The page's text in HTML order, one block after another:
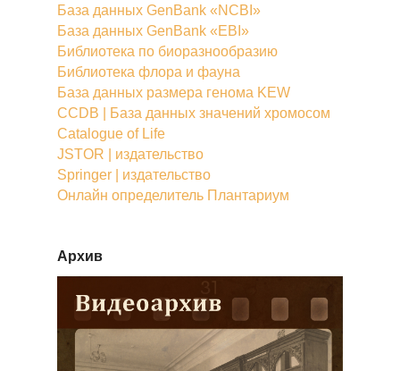
База данных GenBank «NCBI»
База данных GenBank «EBI»
Библиотека по биоразнообразию
Библиотека флора и фауна
База данных размера генома KEW
CCDB | База данных значений хромосом
Catalogue of Life
JSTOR | издательство
Springer | издательство
Онлайн определитель Плантариум
Архив